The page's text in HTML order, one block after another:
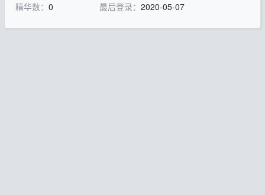
精华数： 0
最后登录： 2020-05-07